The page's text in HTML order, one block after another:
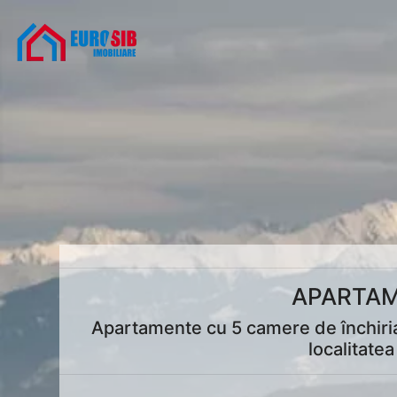
Apartamente cu 5 camere de